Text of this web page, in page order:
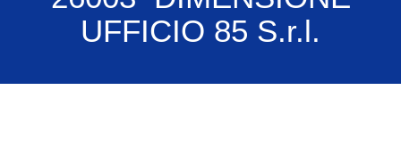
UFFICIO 85 S.r.l.